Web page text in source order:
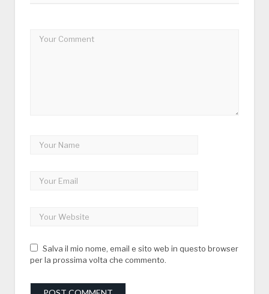
Salva il mio nome, email e sito web in questo browser
per la prossima volta che commento.